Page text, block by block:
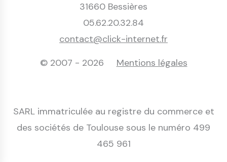
31660 Bessières
05.62.20.32.84
contact@click-internet.fr
© 2007 - 2026
Mentions légales
SARL immatriculée au registre du commerce et
des sociétés de Toulouse sous le numéro 499
465 961